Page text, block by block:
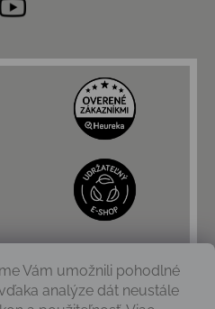
Vám umožnili pohodlné
analýze dát neustále